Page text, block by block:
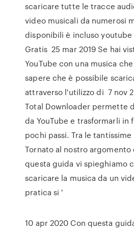
scaricare tutte le tracce
video musicali da numerosi
disponibili è incluso
Gratis 25 mar 2019 Se hai
YouTube con una musica
sapere che è possibile
attraverso l'utilizzo di 7 nov
Total Downloader permette
da YouTube e trasformarli in
pochi passi. Tra le
Tornato al nostro argomento
questa guida vi spieghiamo
scaricare la musica da un
pratica si '
10 apr 2020 Con questa